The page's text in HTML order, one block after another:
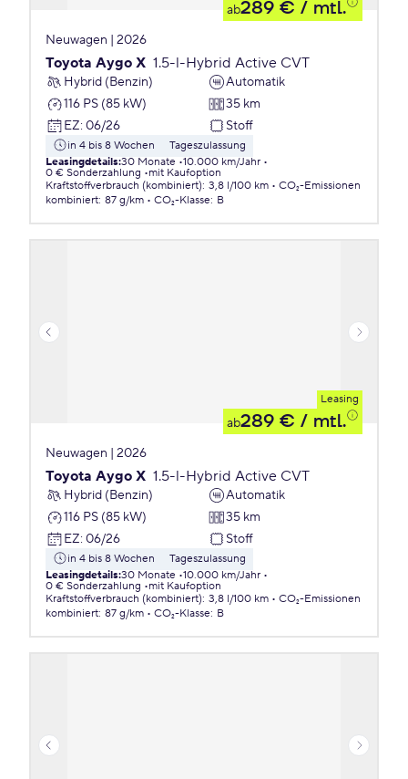
ab289 € / mtl.
Neuwagen | 2026
Toyota Aygo X 1.5-l-Hybrid Active CVT
Hybrid (Benzin)
Automatik
116 PS (85 kW)
35 km
EZ: 06/26 Stoff
in 4 bis 8 Wochen
Tageszulassung
Leasingdetails:30 Monate 10.000 km/Jahr
0 € Sonderzahlung
mit Kaufoption
Kraftstoffverbrauch (kombiniert): 3,8 l/100 km
CO₂-Emissionen
kombiniert: 87 g/km CO₂-Klasse: B
Leasing
ab289 € / mtl.
Neuwagen | 2026
Toyota Aygo X 1.5-l-Hybrid Active CVT
Hybrid (Benzin)
Automatik
116 PS (85 kW)
35 km
EZ: 06/26 Stoff
in 4 bis 8 Wochen
Tageszulassung
Leasingdetails:30 Monate 10.000 km/Jahr
0 € Sonderzahlung
mit Kaufoption
Kraftstoffverbrauch (kombiniert): 3,8 l/100 km
CO₂-Emissionen
kombiniert: 87 g/km CO₂-Klasse: B